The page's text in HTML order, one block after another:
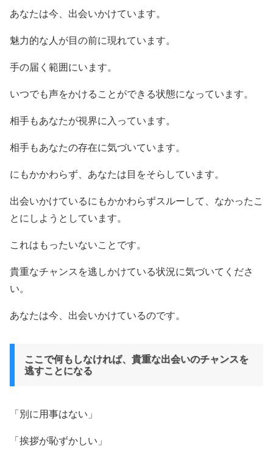
あなたは今、出会いかけています。
魅力的な人が目の前に現れています。
手の届く範囲にいます。
いつでも声をかけることができる状態になっています。
相手もあなたが視界に入っています。
相手もあなたの存在に気づいています。
にもかかわらず、あなたは目をそらしています。
出会いかけているにもかかわらずスルーして、なかったこ
とにしようとしています。
これはもったいないことです。
貴重なチャンスを逃しかけている状況に気づいてくださ
い。
あなたは今、出会いかけているのです。
ここで何もしなければ、貴重な出会いのチャンスを
逃すことになる
「別に用事はない」
「挨拶が恥ずかしい」